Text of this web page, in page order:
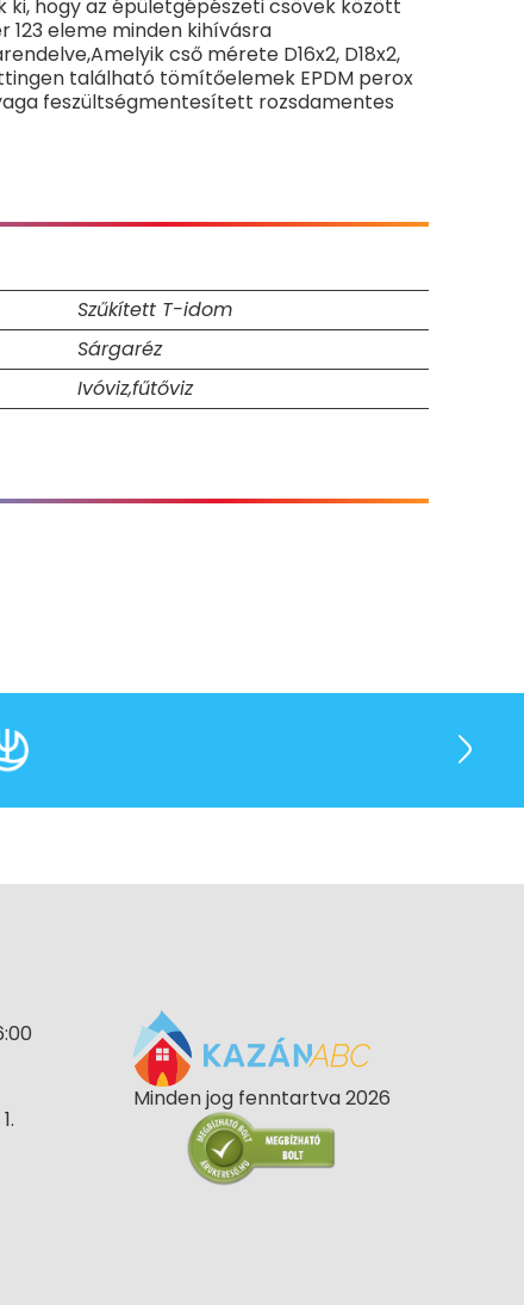
ki, hogy az épületgépészeti csövek között
eleme minden kihívásra
cső mérete D16x2, D18x2,
található tömítőelemek EPDM perox
feszültségmentesített rozsdamentes
Szűkített T-idom
Sárgaréz
Ivóviz,fűtőviz
Minden jog fenntartva 2026